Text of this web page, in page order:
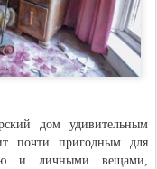
дом удивительным
почти пригодным для
и личными вещами,